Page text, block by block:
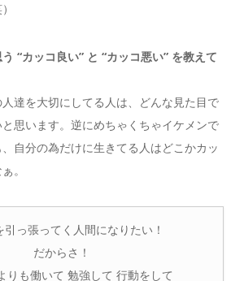
“カッコ良い” と “カッコ悪い” を教えて
達を大切にしてる人は、どんな見た目で
思います。 逆にめちゃくちゃイケメンで
自分の為だけに生きてる人はどこかカッ
。
引っ張ってく人間になりたい！
だからさ！
りも働いて 勉強して 行動をして